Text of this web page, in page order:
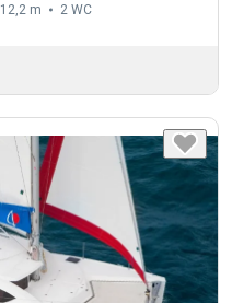
12,2 m 2 WC